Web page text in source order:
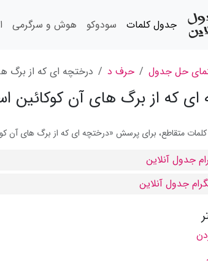
جدول کلمات سودوکو هوش و سرگرمی
حل جدول حرف د درختچه ای که از برگ
ای که از برگ های آن کوکائین
متقاطع، برای پرسش «درختچه ای که از برگ های آن
جدول آنلاین
جدول آنلاین